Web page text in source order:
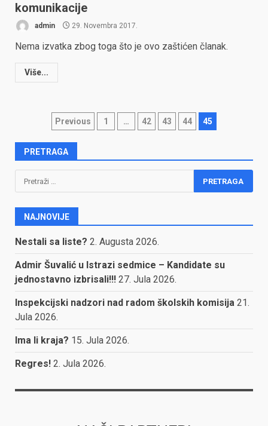
komunikacije
admin 29. Novembra 2017.
Nema izvatka zbog toga što je ovo zaštićen članak.
Više...
Posts
pagination
Previous 1 … 42 43 44 45
PRETRAGA
Pretraga:
NAJNOVIJE
Nestali sa liste? 2. Augusta 2026.
Admir Šuvalić u Istrazi sedmice – Kandidate su
jednostavno izbrisali!!! 27. Jula 2026.
Inspekcijski nadzori nad radom školskih komisija 21.
Jula 2026.
Ima li kraja? 15. Jula 2026.
Regres! 2. Jula 2026.